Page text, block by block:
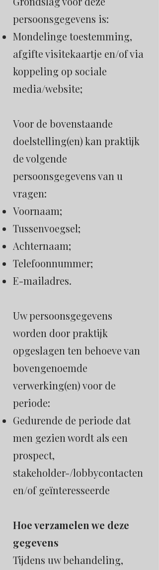
persoonsgegevens is:
Mondelinge toestemming,
afgifte visitekaartje en/of via
koppeling op sociale
media/website;
Voor de bovenstaande
doelstelling(en) kan praktijk
de volgende
persoonsgegevens van u
vragen:
Voornaam;
Tussenvoegsel;
Achternaam;
Telefoonnummer;
E-mailadres.
Uw persoonsgegevens
worden door praktijk
opgeslagen ten behoeve van
bovengenoemde
verwerking(en) voor de
periode:
Gedurende de periode dat
men gezien wordt als een
prospect,
stakeholder-/lobbycontacten
en/of geïnteresseerde
Hoe verzamelen we deze
gegevens
Tijdens uw behandeling,